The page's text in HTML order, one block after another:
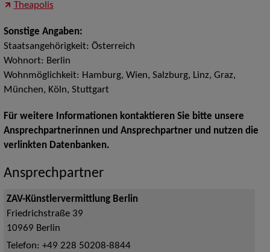
Theapolis
Sonstige Angaben:
Staatsangehörigkeit: Österreich
Wohnort: Berlin
Wohnmöglichkeit: Hamburg, Wien, Salzburg, Linz, Graz,
München, Köln, Stuttgart
Für weitere Informationen kontaktieren Sie bitte unsere
Ansprechpartnerinnen und Ansprechpartner und nutzen die
verlinkten Datenbanken.
Ansprechpartner
ZAV-Künstlervermittlung Berlin
Friedrichstraße 39
10969 Berlin
Telefon: +49 228 50208-8844